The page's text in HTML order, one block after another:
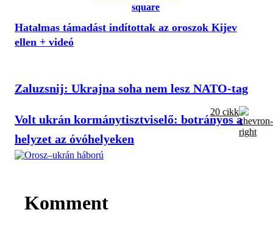
Hatalmas támadást indítottak az oroszok Kijev
ellen + videó
Zaluzsnij: Ukrajna soha nem lesz NATO-tag
Volt ukrán kormánytisztviselő: botrányos a
helyzet az óvóhelyeken
20 cikk
Komment